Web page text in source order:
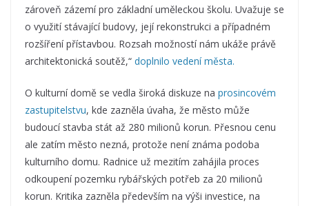
zároveň zázemí pro základní uměleckou školu. Uvažuje se
o využití stávající budovy, její rekonstrukci a případném
rozšíření přístavbou. Rozsah možností nám ukáže právě
architektonická soutěž,“ doplnilo vedení města.
O kulturní domě se vedla široká diskuze na prosincovém
zastupitelstvu, kde zazněla úvaha, že město může
budoucí stavba stát až 280 milionů korun. Přesnou cenu
ale zatím město nezná, protože není známa podoba
kulturního domu. Radnice už mezitím zahájila proces
odkoupení pozemku rybářských potřeb za 20 milionů
korun. Kritika zazněla především na výši investice, na